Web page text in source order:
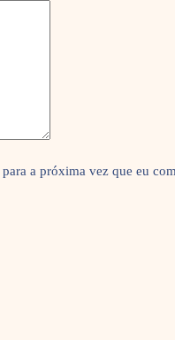
a próxima vez que eu